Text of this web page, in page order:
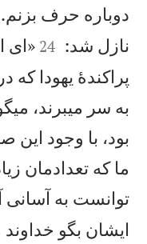
دوباره حرف بزنم.
نازل شد: 

24 «ای
پراكندهٔ يهودا
به سر میبرند،
بود، با وجود
ما كه تعدادمان
توانست به آسانی
ايشان بگو